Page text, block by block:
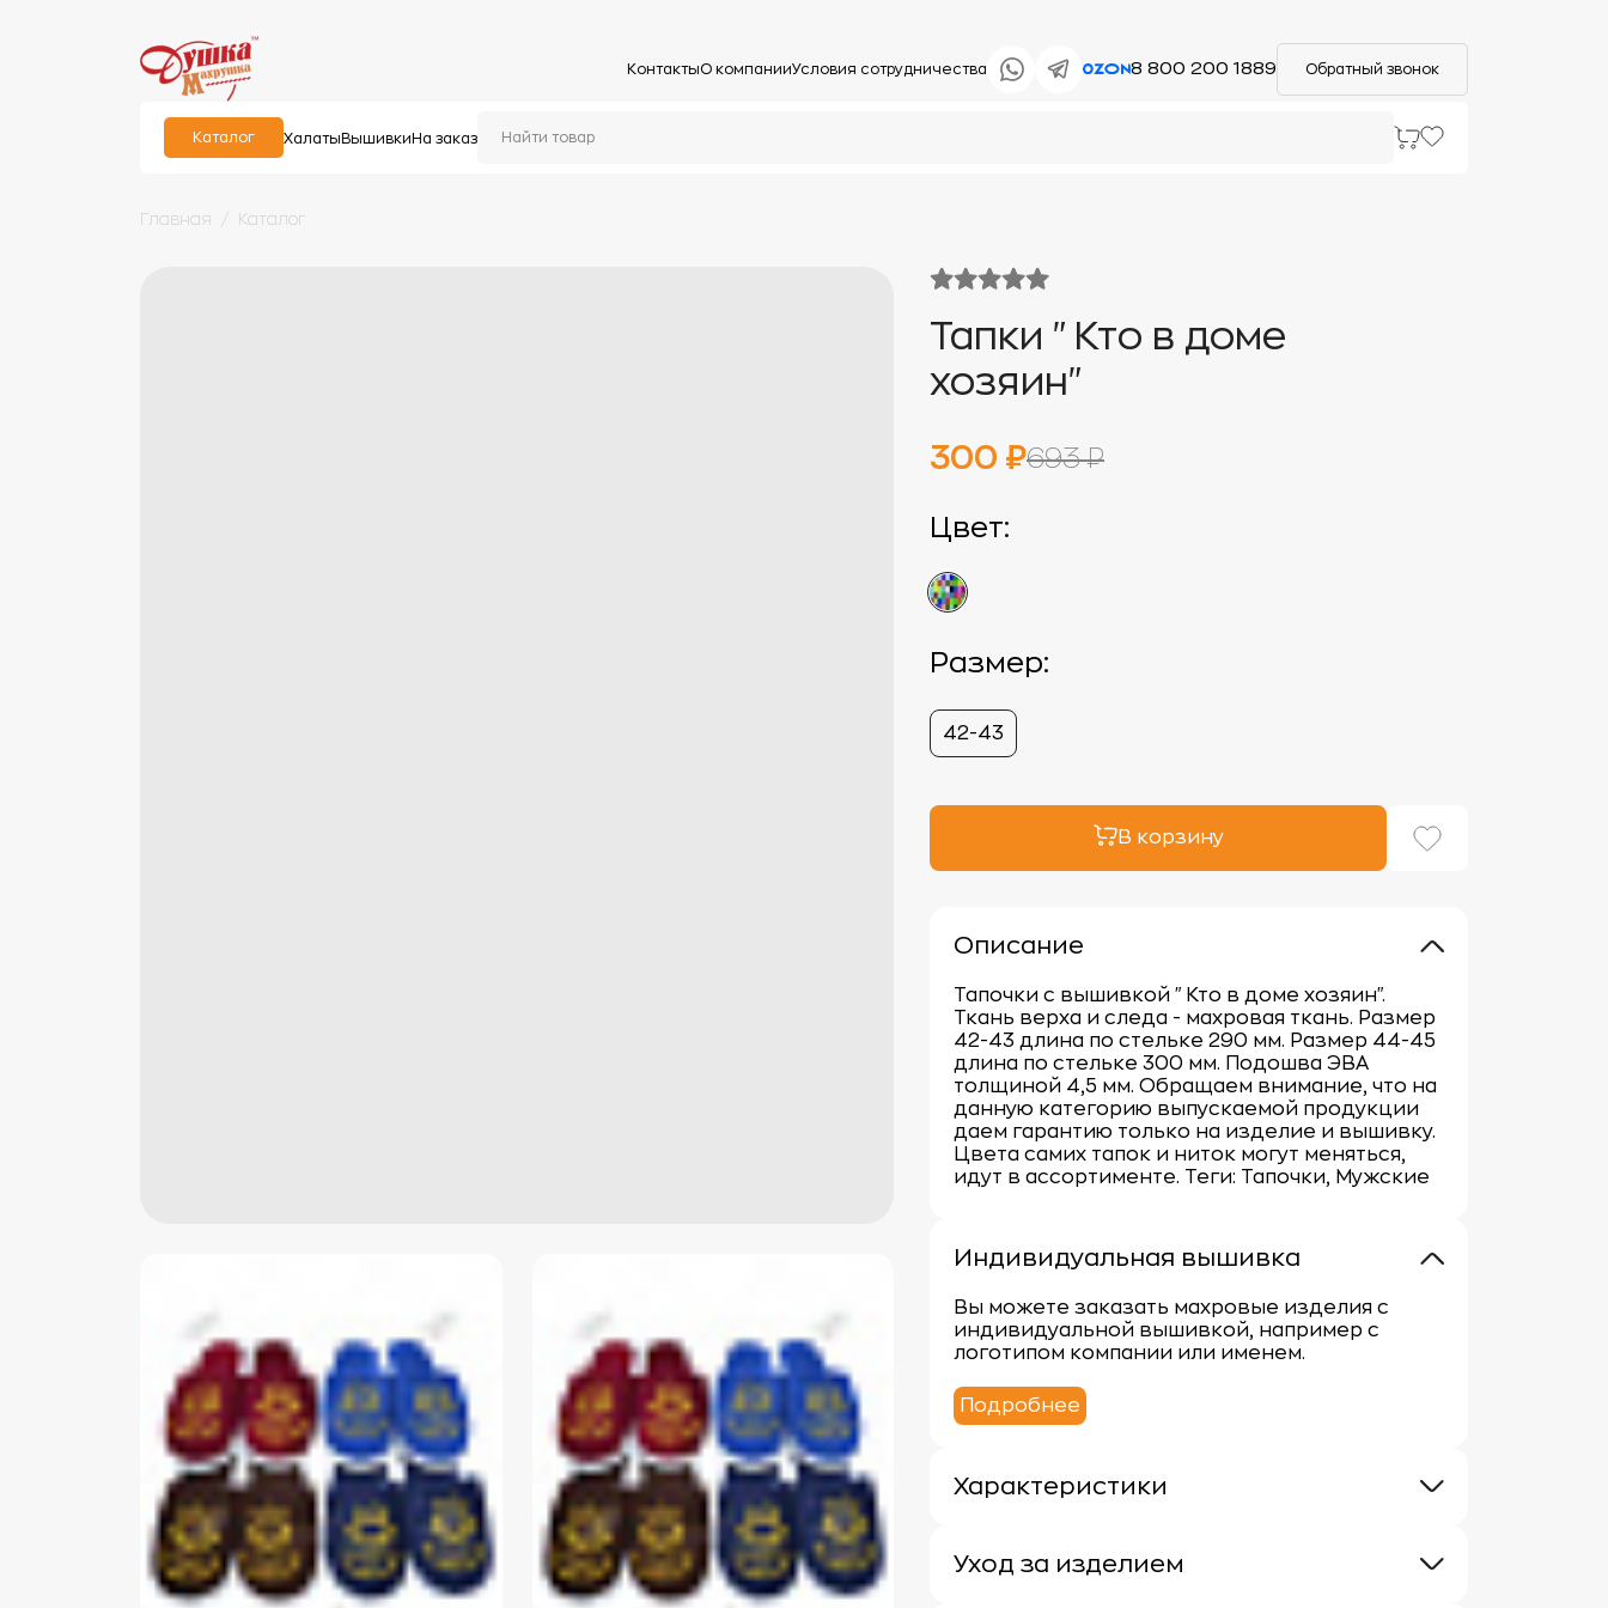
КонтактыО компанииУсловия сотрудничества 8 800 200 1889 Обратный звонок
Каталог Халаты Вышивки На заказ
Главная Каталог
Тапки "Кто в доме
хозяин"
300 ₽693 ₽
Цвет:
Размер:
42-43
В корзину
Описание
Тапочки с вышивкой "Кто в доме хозяин".
Ткань верха и следа - махровая ткань. Размер
42-43 длина по стельке 290 мм. Размер 44-45
длина по стельке 300 мм. Подошва ЭВА
толщиной 4,5 мм. Обращаем внимание, что на
данную категорию выпускаемой продукции
даем гарантию только на изделие и вышивку.
Цвета самих тапок и ниток могут меняться,
идут в ассортименте. Теги: Тапочки, Мужские
Индивидуальная вышивка
Вы можете заказать махровые изделия с
индивидуальной вышивкой, например с
логотипом компании или именем.
Подробнее
Характеристики
Материал: 100% хлопок
Уход за изделием